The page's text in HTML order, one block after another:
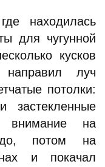
находилась
для чугунной
кусков
луч
потолки:
застекленные
внимание на
потом на
и покачал